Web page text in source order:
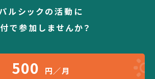
ルシックの活動に
で参加しませんか？
500 円／月